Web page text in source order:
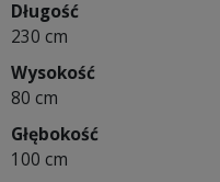
Długość
230 cm
Wysokość
80 cm
Głębokość
100 cm